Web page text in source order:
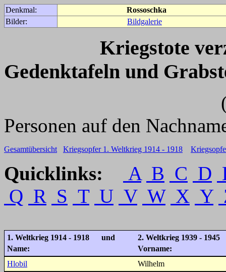
Denkmal:
Rossoschka
Bilder:
Bildgalerie
Kriegstote
Gedenktafeln und
(Für weitere
Personen auf den
Gesamtübersicht Kriegsopfer 1. Weltkrieg 1914 - 1918
Quicklinks: A B C D
Q R S T U V W X Y
1. Weltkrieg 1914 - 1918 und
2. Weltkrieg 1939 - 1945
Name:
Vorname:
Hlobil
Wilhelm